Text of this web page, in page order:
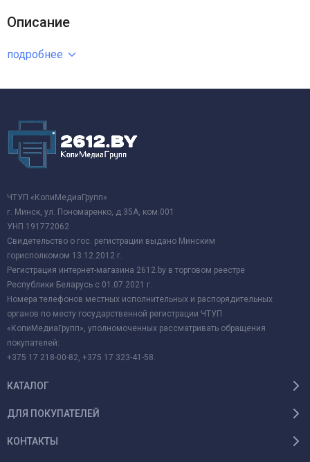
Описание
подробнее
ЧТУП «КопиМедиаГрупп»
г. Минск, ул. Пономаренко, д.35А, ком.001
УНП 191772062
Свидетельство о гос. регистрации выдано Минским
горисполкомом 13.12.2012 г.
Регистрация интернет-магазина 2612.by в торговом реестре
Республики Беларусь с 01.07.2021 г.
Номера телефонов местных исполнительных и распорядительных
органов по месту государственной регистрации ЧТУП
«КопиМедиаГрупп», уполномоченных рассматривать обращения
покупателей:
+375 17 218-00-82, +375 17 323-41-58.
КАТАЛОГ
ДЛЯ ПОКУПАТЕЛЕЙ
КОНТАКТЫ